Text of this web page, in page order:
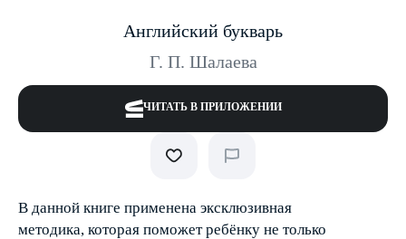
Английский букварь
Г. П. Шалаева
ЧИТАТЬ В ПРИЛОЖЕНИИ
В данной книге применена эксклюзивная
методика, которая поможет ребёнку не только